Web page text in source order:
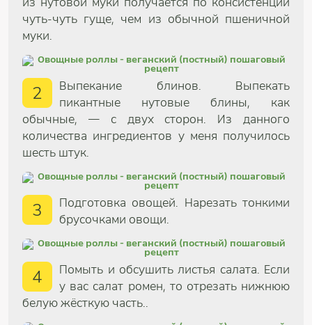
чуть-чуть гуще, чем из обычной пшеничной
муки.
2
Выпекание блинов. Выпекать
пикантные нутовые блины, как
обычные, — с двух сторон. Из данного
количества ингредиентов у меня получилось
шесть штук.
3
Подготовка овощей. Нарезать тонкими
брусочками овощи.
4
Помыть и обсушить листья салата. Если
у вас салат ромен, то отрезать нижнюю
белую жёсткую часть..